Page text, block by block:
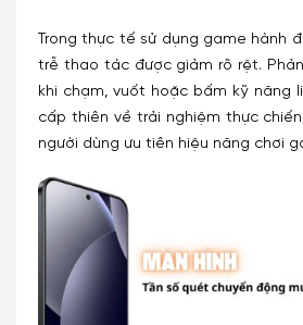
Trong thực tế sử dụng game hành
trễ thao tác được giảm rõ rệt.
khi chạm, vuốt hoặc bấm kỹ năng
cấp thiên về trải nghiệm thực
người dùng ưu tiên hiệu năng chơi